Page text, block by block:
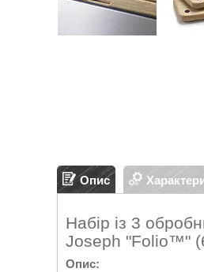
Опис
Набір із 3
Joseph "Folio™"
Опис: